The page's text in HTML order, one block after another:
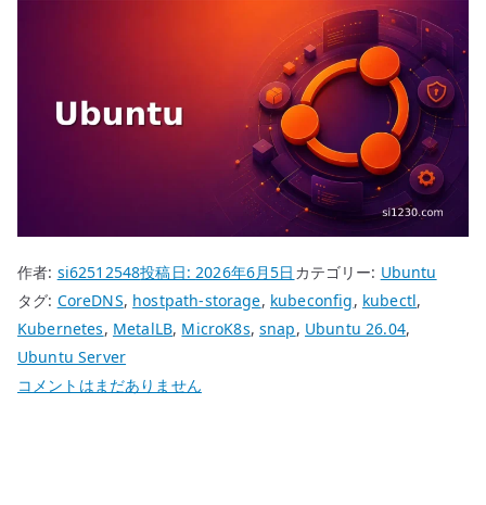
作者: si62512548投稿日:2026年6月5日 カテゴリー: Ubuntu
タグ: CoreDNS, hostpath-storage, kubeconfig, kubectl,
Kubernetes, MetalLB, MicroK8s, snap, Ubuntu 26.04,
Ubuntu Server
Ubuntu
コメントはまだありません